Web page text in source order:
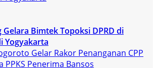
Gelara Bimtek Topoksi DPRD di
Yogyakarta